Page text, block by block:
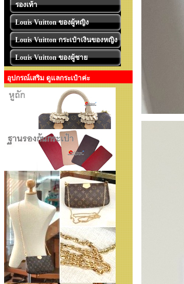
รองเท้า
Louis Vuitton ของผู้หญิง
Louis Vuitton กระเป๋าเงินของหญิง
Louis Vuitton ของผู้ชาย
อุปกรณ์เสริม ดูแลกระเป๋าค่ะ